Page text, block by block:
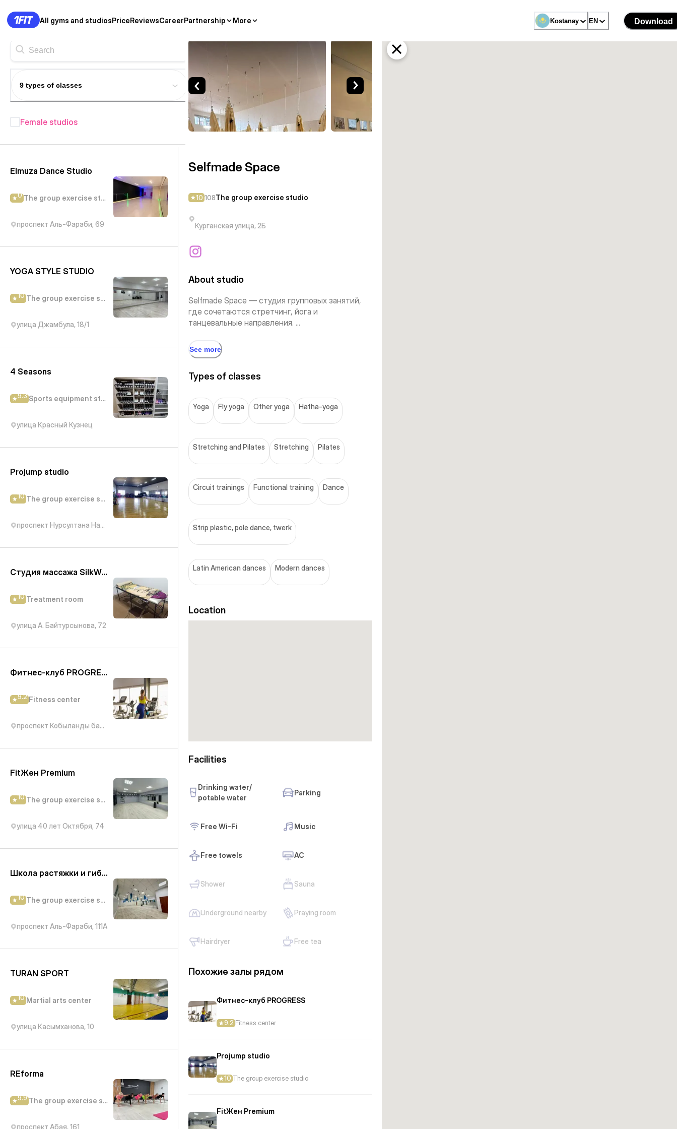
All gyms and studiosPriceReviewsCareerPartnership More Kostanay EN Download
9 types of classes
Female studios
Fitness studios in Kostanay
Elmuza Dance Studio
0 The group exercise studio
проспект Аль-Фараби, 69
YOGA STYLE STUDIO
10 The group exercise studio
улица Джамбула, 18/1
4 Seasons
9.3 Sports equipment store
улица Красный Кузнец
Projump studio
10 The group exercise studio
проспект Нурсултана Назарбаева, 117
Студия массажа SilkWay
10 Treatment room
улица А. Байтурсынова, 72
Фитнес-клуб PROGRESS
9.2 Fitness center
проспект Кобыланды батыра, 19/3
FitЖен Premium
10 The group exercise studio
улица 40 лет Октября, 74
Школа растяжки и гибкости Babochka
10 The group exercise studio
проспект Аль-Фараби, 111А
TURAN SPORT
10 Martial arts center
улица Касымханова, 10
REforma
9.9 The group exercise studio
проспект Абая, 161
Selfmade Space — The group exercise studio Kostanay
Selfmade Space
10 108The group exercise studio
Курганская улица, 2Б
About studio
Selfmade Space — студия групповых занятий,
где сочетаются стретчинг, йога и
танцевальные направления. ...
See more
Types of classes
Yoga Fly yoga Other yoga Hatha-yoga
Stretching and Pilates Stretching Pilates
Circuit trainings Functional training Dance
Strip plastic, pole dance, twerk
Latin American dances Modern dances
Location
Facilities
Drinking water/
potable water
Parking
Free Wi-Fi Music
Free towels AC
Shower Sauna
Underground nearby Praying room
Hairdryer Free tea
Похожие залы рядом
Фитнес-клуб PROGRESS
9.2 Fitness center
Projump studio
10 The group exercise studio
FitЖен Premium